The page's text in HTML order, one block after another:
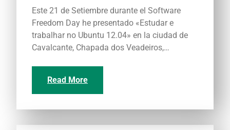
Este 21 de Setiembre durante el Software
Freedom Day he presentado «Estudar e
trabalhar no Ubuntu 12.04» en la ciudad de
Cavalcante, Chapada dos Veadeiros,…
Read More